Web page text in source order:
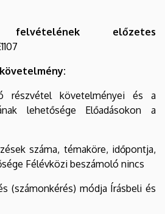
előzetes
részvétel követelményei és a
lehetősége Előadásokon a
száma, témaköre, időpontja,
Félévközi beszámoló nincs
(számonkérés) módja Írásbeli és